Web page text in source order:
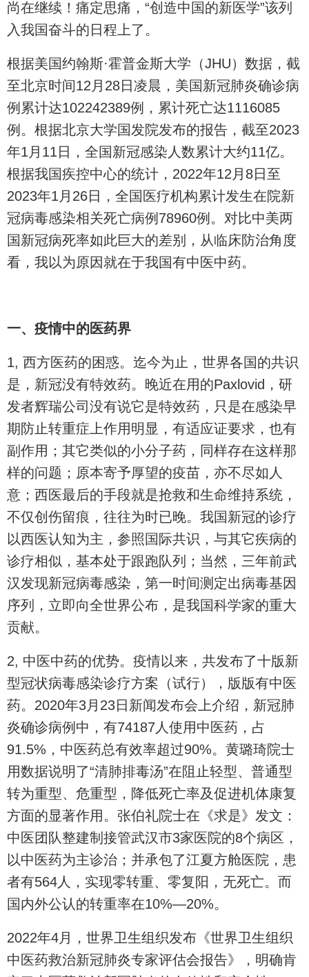
尚在继续！痛定思痛，“创造中国的新医学”该列
入我国奋斗的日程上了。
根据美国约翰斯·霍普金斯大学（JHU）数据，截
至北京时间12月28日凌晨，美国新冠肺炎确诊病
例累计达102242389例，累计死亡达1116085
例。根据北京大学国发院发布的报告，截至2023
年1月11日，全国新冠感染人数累计大约11亿。
根据我国疾控中心的统计，2022年12月8日至
2023年1月26日，全国医疗机构累计发生在院新
冠病毒感染相关死亡病例78960例。对比中美两
国新冠病死率如此巨大的差别，从临床防治角度
看，我以为原因就在于我国有中医中药。
一、疫情中的医药界
1, 西方医药的困惑。迄今为止，世界各国的共识
是，新冠没有特效药。晚近在用的Paxlovid，研
发者辉瑞公司没有说它是特效药，只是在感染早
期防止转重症上作用明显，有适应证要求，也有
副作用；其它类似的小分子药，同样存在这样那
样的问题；原本寄予厚望的疫苗，亦不尽如人
意；西医最后的手段就是抢救和生命维持系统，
不仅创伤留痕，往往为时已晚。我国新冠的诊疗
以西医认知为主，参照国际共识，与其它疾病的
诊疗相似，基本处于跟跑队列；当然，三年前武
汉发现新冠病毒感染，第一时间测定出病毒基因
序列，立即向全世界公布，是我国科学家的重大
贡献。
2, 中医中药的优势。疫情以来，共发布了十版新
型冠状病毒感染诊疗方案（试行），版版有中医
药。2020年3月23日新闻发布会上介绍，新冠肺
炎确诊病例中，有74187人使用中医药，占
91.5%，中医药总有效率超过90%。黄璐琦院士
用数据说明了“清肺排毒汤”在阻止轻型、普通型
转为重型、危重型，降低死亡率及促进机体康复
方面的显著作用。张伯礼院士在《求是》发文：
中医团队整建制接管武汉市3家医院的8个病区，
以中医药为主诊治；并承包了江夏方舱医院，患
者有564人，实现零转重、零复阳，无死亡。而
国内外公认的转重率在10%—20%。
2022年4月，世界卫生组织发布《世界卫生组织
中医药救治新冠肺炎专家评估会报告》，明确肯